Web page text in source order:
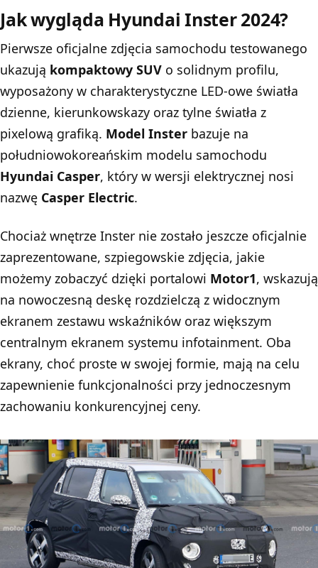
Jak wygląda Hyundai Inster 2024?
Pierwsze oficjalne zdjęcia samochodu testowanego
ukazują kompaktowy SUV o solidnym profilu,
wyposażony w charakterystyczne LED-owe światła
dzienne, kierunkowskazy oraz tylne światła z
pixelową grafiką. Model Inster bazuje na
południowokoreańskim modelu samochodu
Hyundai Casper, który w wersji elektrycznej nosi
nazwę Casper Electric.
Chociaż wnętrze Inster nie zostało jeszcze oficjalnie
zaprezentowane, szpiegowskie zdjęcia, jakie
możemy zobaczyć dzięki portalowi Motor1, wskazują
na nowoczesną deskę rozdzielczą z widocznym
ekranem zestawu wskaźników oraz większym
centralnym ekranem systemu infotainment. Oba
ekrany, choć proste w swojej formie, mają na celu
zapewnienie funkcjonalności przy jednoczesnym
zachowaniu konkurencyjnej ceny.